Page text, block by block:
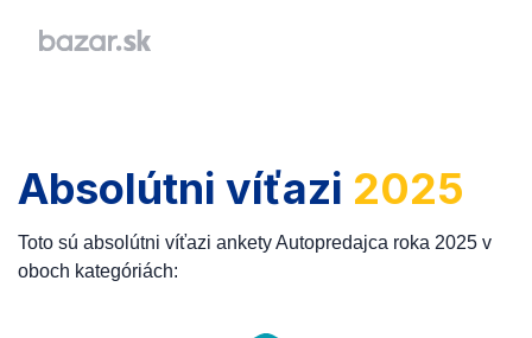
Absolútni víťazi 2025
Toto sú absolútni víťazi ankety Autopredajca roka 2025 v
oboch kategóriách: